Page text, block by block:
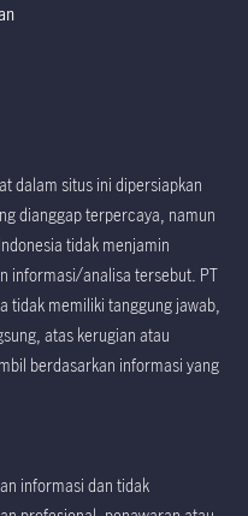
dalam situs ini dipersiapkan
dianggap terpercaya, namun
tidak menjamin
informasi/analisa tersebut. PT
tidak memiliki tanggung jawab,
atas kerugian atau
berdasarkan informasi yang
informasi dan tidak